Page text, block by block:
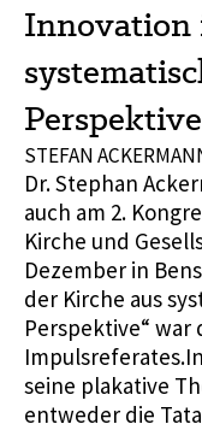
Innovation
Perspektive
STEFAN
Dr. Stephan
auch am 2.
Kirche und
Dezember in
der Kirche aus
Perspektive“ war
seine plakative
entweder die